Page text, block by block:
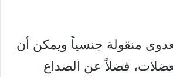
منقولة جنسياً ويمكن أن
فضلاً عن الصداع